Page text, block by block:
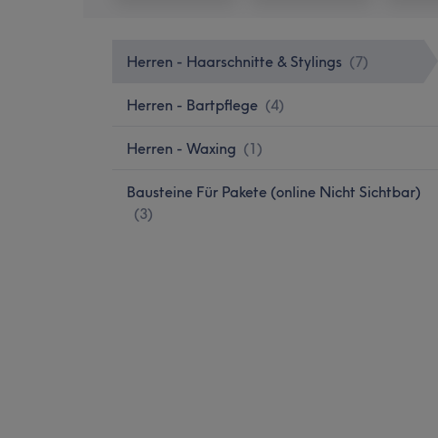
Herren - Haarschnitte & Stylings (7)
Herren - Bartpflege (4)
Herren - Waxing (1)
Bausteine Für Pakete (online Nicht Sichtbar)
(3)